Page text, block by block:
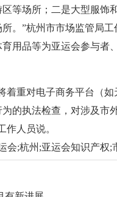
等场所；二是大型服饰
。”杭州市市场监管局
用品等为亚运会参与者
重对电子商务平台（如
的执法检查，对涉及市
作人员说。
会;杭州;亚运会知识产权;